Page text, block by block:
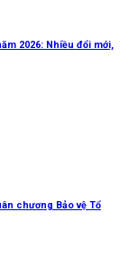
2026: Nhiều đổi mới,
chương Bảo vệ Tổ